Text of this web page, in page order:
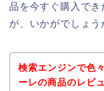
品を今すぐ購入で
が、いかがでしょう
検索エンジンで色
ーレの商品のレビ